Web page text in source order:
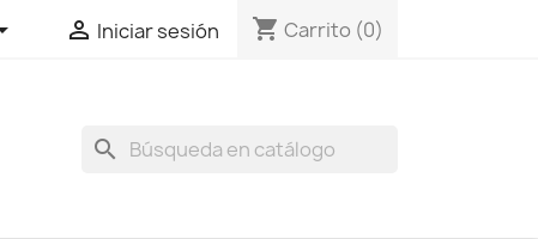
 Iniciar sesión shopping_cart Carrito (0)
search